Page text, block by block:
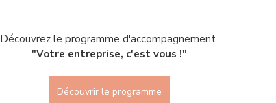
Découvrez le programme d'accompagnement
"Votre entreprise, c'est vous !"
Découvrir le programme